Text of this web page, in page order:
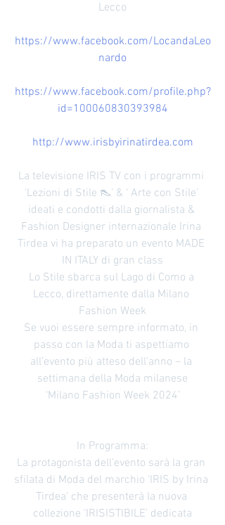
Lecco
https://www.facebook.com/LocandaLeo
nardo
https://www.facebook.com/profile.php?
id=100060830393984
http://www.irisbyirinatirdea.com
La televisione IRIS TV con i programmi
‘Lezioni di Stile 👠’ & ‘ Arte con Stile’
ideati e condotti dalla giornalista &
Fashion Designer internazionale Irina
Tirdea vi ha preparato un evento MADE
IN ITALY di gran class
Lo Stile sbarca sul Lago di Como a
Lecco, direttamente dalla Milano
Fashion Week
Se vuoi essere sempre informato, in
passo con la Moda ti aspettiamo
all’evento più atteso dell’anno – la
settimana della Moda milanese
‘Milano Fashion Week 2024’
In Programma:
La protagonista dell’evento sarà la gran
sfilata di Moda del marchio ‘IRIS by Irina
Tirdea’ che presenterà la nuova
collezione ‘IRISISTIBILE’ dedicata